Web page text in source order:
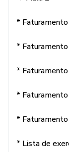
*
*
*
*
*
* Lista de